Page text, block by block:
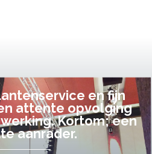
en fijn
attente opvolging
Kortom; een
aanrader.